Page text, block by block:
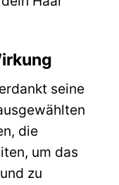
seine
die
um das
zu